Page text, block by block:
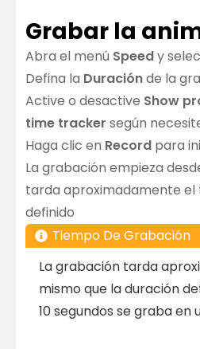
Grabar la
Abra el menú Speedy
Defina la Duraciónde la
Active o desactive Show
time tracker según
Haga clic en Record para
La grabación empieza
tarda aproximadamente el
definido
Tiempo De Grabación
La grabación tarda
mismo que la duración
10 segundos se graba en